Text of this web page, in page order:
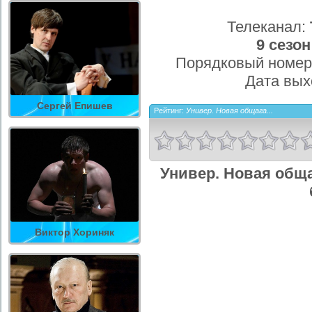
Сергей Епишев
Виктор Хориняк
Телеканал:
9 сезон
Порядковый
Дата
Рейтинг: Универ. Новая общага...
Универ. Новая